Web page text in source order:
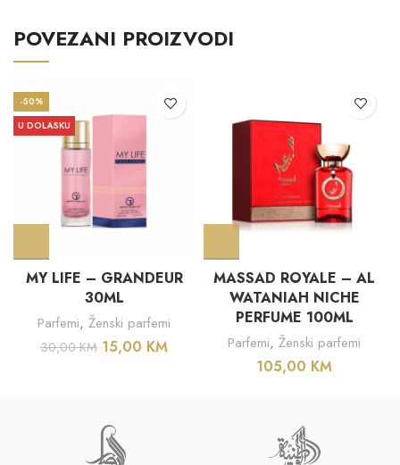
POVEZANI PROIZVODI
-50%
U DOLASKU
MY LIFE – GRANDEUR
30ML
Parfemi,Ženski parfemi
30,00KM 15,00 KM
MASSAD ROYALE – AL
WATANIAH NICHE
PERFUME 100ML
Parfemi,Ženski parfemi
105,00 KM